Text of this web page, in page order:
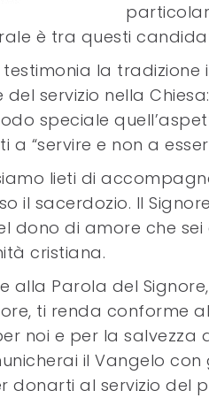
è tra questi
la tradizione
servizio nella
speciale
“servire e non a
lieti di
il sacerdozio. Il
dono di amore che
cristiana.
e alla Parola del
ti renda conforme
noi e per la salvezza
il Vangelo
donarti al servizio del